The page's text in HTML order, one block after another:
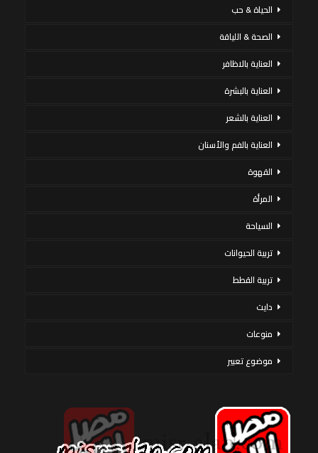
الحياة & حب
الصحة & اللياقة
العناية بالاظافر
العناية بالبشرة
العناية بالشعر
العناية بالفم والأسنان
القهوة
المرأة
السياحة
تربية الحيوانات
تربية القطط
دايت
منوعات
موضوع تعبير